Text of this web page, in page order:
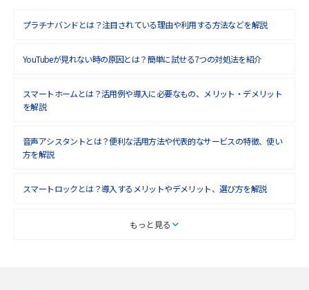
プラチナバンドとは？注目されている理由や利用する方法などを解説
YouTubeが見れない時の原因とは？簡単に試せる7つの対処法を紹介
スマートホームとは？活用例や導入に必要なもの、メリット・デメリット
を解説
音声アシスタントとは？便利な活用方法や代表的なサービスの特徴、使い
方を解説
スマートロックとは？導入するメリットやデメリット、選び方を解説
スマートテレビとは？特徴や選び方、使い方をわかりやすく解説
もっと見る